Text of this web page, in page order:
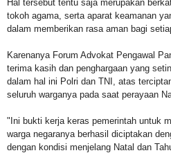
Hal tersebut tentu saja merupakan
tokoh agama, serta aparat keamanan
dalam memberikan rasa aman bagi
Karenanya Forum Advokat Pengawal
terima kasih dan penghargaan yang
dalam hal ini Polri dan TNI, atas
seluruh warganya pada saat perayaan
"Ini bukti kerja keras pemerintah untuk
warga negaranya berhasil diciptakan
dengan kondisi menjelang Natal dan